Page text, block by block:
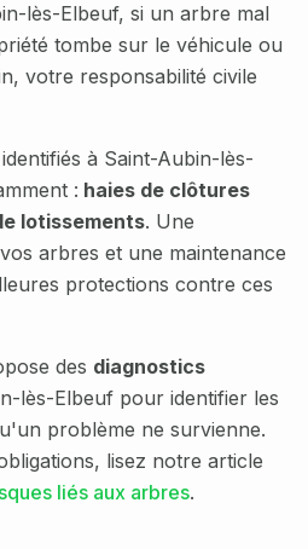
lès-Elbeuf, si un arbre mal
tombe sur le véhicule ou
votre responsabilité civile
à Saint-Aubin-lès-
: haies de clôtures
lotissements. Une
arbres et une maintenance
protections contre ces
des diagnostics
lès-Elbeuf pour identifier les
problème ne survienne.
lisez notre article
liés aux arbres.